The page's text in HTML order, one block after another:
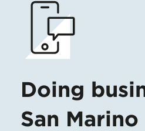
Doing
San Marino